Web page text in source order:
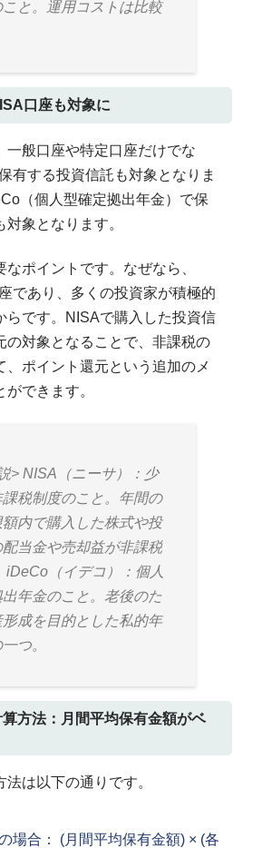
こと。運用コストは比較
口座も対象に
一般口座や特定口座だけでな
有する投資信託も対象となりま
（個人型確定拠出年金）で保
象となります。
なポイントです。なぜなら、
であり、多くの投資家が積極的
らです。NISAで購入した投資信
の対象となることで、非課税の
、ポイント還元という追加のメ
できます。
> NISA（ニーサ）：少
税制度のこと。年間の
内で購入した株式や投
配当金や売却益が非課税
iDeCo（イデコ）：個人
出年金のこと。老後のた
成を目的とした私的年
つ。
方法：月間平均保有金額がベ
は以下の通りです。
場合： (月間平均保有金額) × (各